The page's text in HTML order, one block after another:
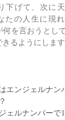
下げて、次に
たの人生に現
何を言おうとし
るようにします
エンジェルナン
ェルナンバーで